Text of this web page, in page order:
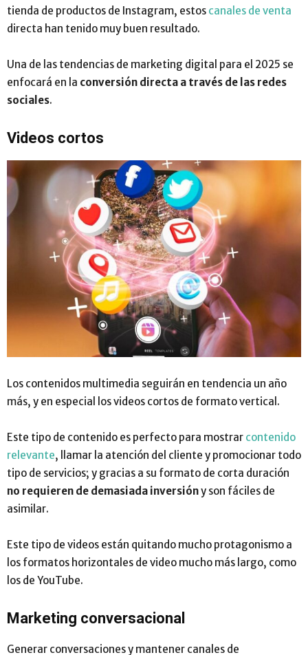
tienda de productos de Instagram, estos canales de venta
directa han tenido muy buen resultado.
Una de las tendencias de marketing digital para el 2025 se
enfocará en la conversión directa a través de las redes
sociales.
Videos cortos
Los contenidos multimedia seguirán en tendencia un año
más, y en especial los videos cortos de formato vertical.
Este tipo de contenido es perfecto para mostrar contenido
relevante, llamar la atención del cliente y promocionar todo
tipo de servicios; y gracias a su formato de corta duración
no requieren de demasiada inversióny son fáciles de
asimilar.
Este tipo de videos están quitando mucho protagonismo a
los formatos horizontales de video mucho más largo, como
los de YouTube.
Marketing conversacional
Generar conversaciones y mantener canales de